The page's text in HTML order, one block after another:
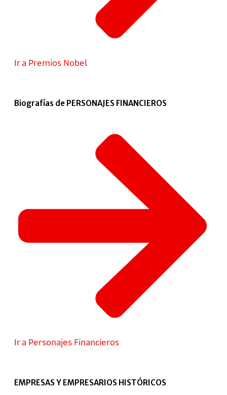
Ir a Premios Nobel
Biografías de PERSONAJES FINANCIEROS
Ir a Personajes Financieros
EMPRESAS Y EMPRESARIOS HISTÓRICOS